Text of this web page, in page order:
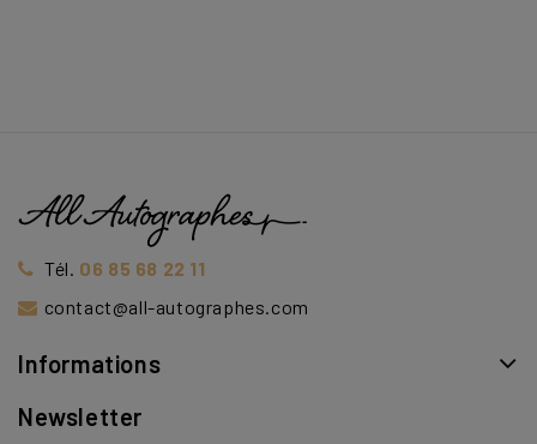
Tél. 06 85 68 22 11
contact@all-autographes.com
Informations
Newsletter